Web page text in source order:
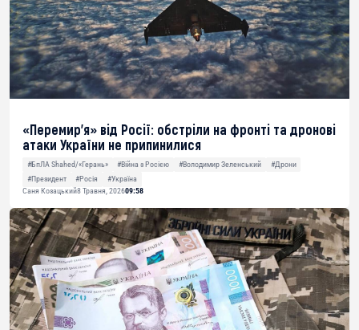
«Перемир’я» від Росії: обстріли на фронті та дронові
атаки України не припинилися
#БпЛА Shahed/«Герань» #Війна з Росією #Володимир Зеленський
#Дрони
#Президент
#Росія
#Україна
Саня Козацький8 Травня, 202609:58